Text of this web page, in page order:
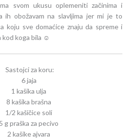
svom ukusu oplemeniti začinima i
ih obožavam na slavljima jer mi je to
koju sve domaćice znaju da spreme i
kod koga bila ☺
Sastojci za koru:
6 jaja
1 kašika ulja
8 kašika brašna
1/2 kašičice soli
5 g praška za pecivo
2 kašike ajvara